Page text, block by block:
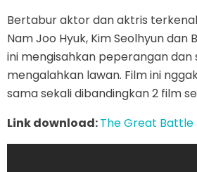
Bertabur aktor dan aktris terkenal
Nam Joo Hyuk, Kim Seolhyun dan
ini mengisahkan peperangan dan
mengalahkan lawan. Film ini
sama sekali dibandingkan 2 film
Link download:The Great Battle